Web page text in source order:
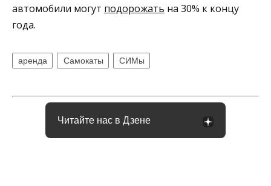
автомобили могут подорожать на 30% к концу
года.
аренда Самокаты СИМы
Читайте нас в Дзене